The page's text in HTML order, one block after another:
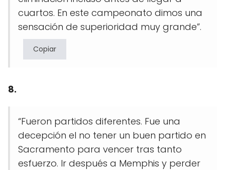
cuartos. En este campeonato dimos una
sensación de superioridad muy grande”.
Copiar
8.
“Fueron partidos diferentes. Fue una
decepción el no tener un buen partido en
Sacramento para vencer tras tanto
esfuerzo. Ir después a Memphis y perder